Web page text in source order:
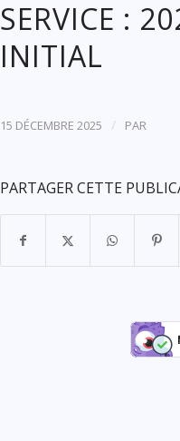
SERVICE :
INITIAL
15 DÉCEMBRE 2025 / PAR
PARTAGER CETTE